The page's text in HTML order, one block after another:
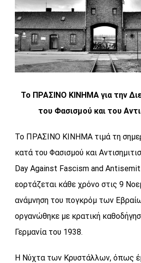
Το ΠΡΑΣΙΝΟ ΚΙΝΗΜΑ για την
του Φασισμού και του
Το ΠΡΑΣΙΝΟ ΚΙΝΗΜΑ τιμά τη
κατά του Φασισμού και
Day Against Fascism and
εορτάζεται κάθε χρόνο στις 9
ανάμνηση του πογκρόμ των
οργανώθηκε με κρατική
Γερμανία του 1938.
Η Νύχτα των Κρυστάλλων, όπως